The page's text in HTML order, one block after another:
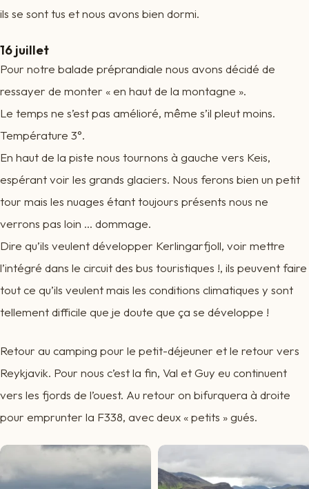
ils se sont tus et nous avons bien dormi.
16 juillet
Pour notre balade préprandiale nous avons décidé de
ressayer de monter « en haut de la montagne ».
Le temps ne s’est pas amélioré, même s’il pleut moins.
Température 3°.
En haut de la piste nous tournons à gauche vers Keis,
espérant voir les grands glaciers. Nous ferons bien un petit
tour mais les nuages étant toujours présents nous ne
verrons pas loin … dommage.
Dire qu’ils veulent développer Kerlingarfjoll, voir mettre
l’intégré dans le circuit des bus touristiques !, ils peuvent faire
tout ce qu’ils veulent mais les conditions climatiques y sont
tellement difficile que je doute que ça se développe !
Retour au camping pour le petit-déjeuner et le retour vers
Reykjavik. Pour nous c’est la fin, Val et Guy eu continuent
vers les fjords de l’ouest. Au retour on bifurquera à droite
pour emprunter la F338, avec deux « petits » gués.